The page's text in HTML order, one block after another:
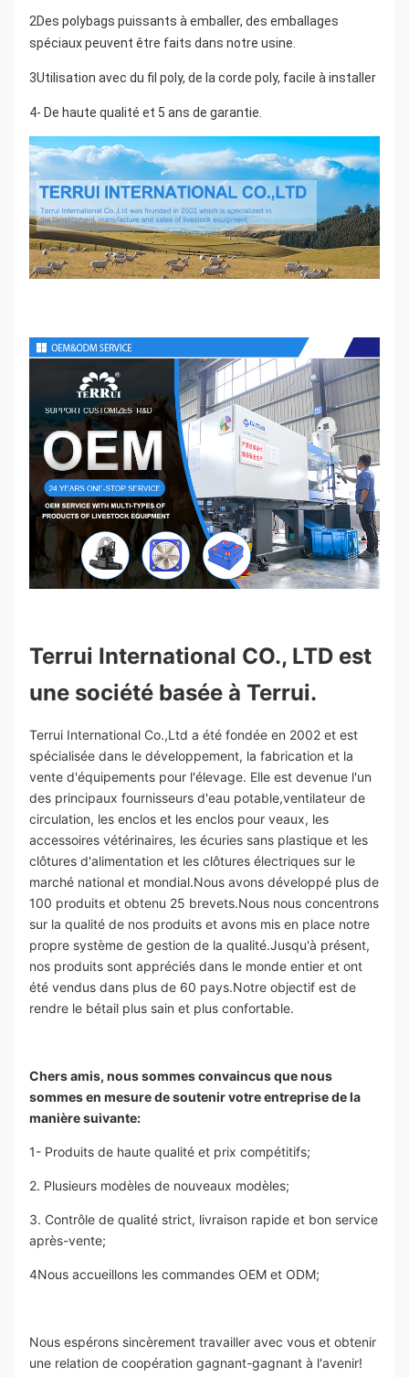
2Des polybags puissants à emballer, des emballages
spéciaux peuvent être faits dans notre usine.
3Utilisation avec du fil poly, de la corde poly, facile à installer
4- De haute qualité et 5 ans de garantie.
Terrui International CO., LTD est
une société basée à Terrui.
Terrui International Co.,Ltd a été fondée en 2002 et est
spécialisée dans le développement, la fabrication et la
vente d'équipements pour l'élevage. Elle est devenue l'un
des principaux fournisseurs d'eau potable,ventilateur de
circulation, les enclos et les enclos pour veaux, les
accessoires vétérinaires, les écuries sans plastique et les
clôtures d'alimentation et les clôtures électriques sur le
marché national et mondial.Nous avons développé plus de
100 produits et obtenu 25 brevets.Nous nous concentrons
sur la qualité de nos produits et avons mis en place notre
propre système de gestion de la qualité.Jusqu'à présent,
nos produits sont appréciés dans le monde entier et ont
été vendus dans plus de 60 pays.Notre objectif est de
rendre le bétail plus sain et plus confortable.
Chers amis, nous sommes convaincus que nous
sommes en mesure de soutenir votre entreprise de la
manière suivante:
1- Produits de haute qualité et prix compétitifs;
2. Plusieurs modèles de nouveaux modèles;
3. Contrôle de qualité strict, livraison rapide et bon service
après-vente;
4Nous accueillons les commandes OEM et ODM;
Nous espérons sincèrement travailler avec vous et obtenir
une relation de coopération gagnant-gagnant à l'avenir!